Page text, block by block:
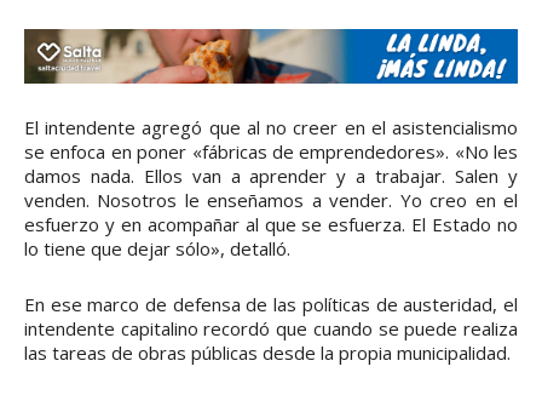
El intendente agregó que al no creer en el asistencialismo
se enfoca en poner «fábricas de emprendedores». «No les
damos nada. Ellos van a aprender y a trabajar. Salen y
venden. Nosotros le enseñamos a vender. Yo creo en el
esfuerzo y en acompañar al que se esfuerza. El Estado no
lo tiene que dejar sólo», detalló.
En ese marco de defensa de las políticas de austeridad, el
intendente capitalino recordó que cuando se puede realiza
las tareas de obras públicas desde la propia municipalidad.